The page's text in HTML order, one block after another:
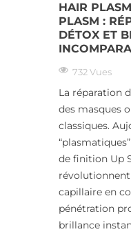
HAIR
PLASM :
DÉTOX ET
732 Vues
La réparation
des masques
classiques.
de finition Up
révolutionnent
capillaire en
pénétration
brillance